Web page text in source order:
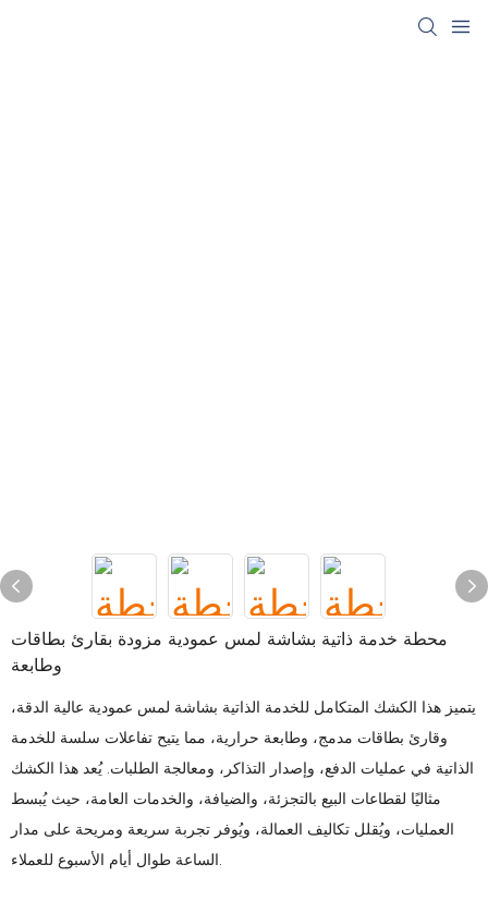
محطة خدمة ذاتية بشاشة لمس عمودية مزودة بقارئ بطاقات
وطابعة
يتميز هذا الكشك المتكامل للخدمة الذاتية بشاشة لمس عمودية عالية الدقة،
وقارئ بطاقات مدمج، وطابعة حرارية، مما يتيح تفاعلات سلسة للخدمة
الذاتية في عمليات الدفع، وإصدار التذاكر، ومعالجة الطلبات. يُعد هذا الكشك
مثاليًا لقطاعات البيع بالتجزئة، والضيافة، والخدمات العامة، حيث يُبسط
العمليات، ويُقلل تكاليف العمالة، ويُوفر تجربة سريعة ومريحة على مدار
الساعة طوال أيام الأسبوع للعملاء.